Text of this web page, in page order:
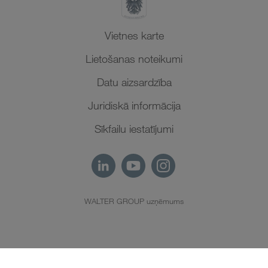
Vietnes karte
Lietošanas noteikumi
Datu aizsardzība
Juridiskā informācija
Sīkfailu iestatījumi
WALTER GROUP uzņēmums